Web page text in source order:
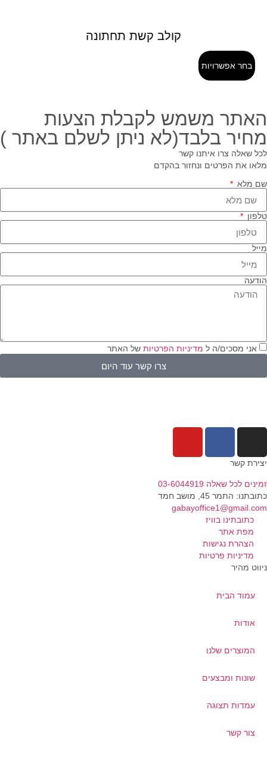
קולב קשת תחתונה
בחר אפשרויות
משמש לקבלת הצעות
בלבד(לא ניתן לשלם באתר )
שאלה צרו איתנו קשר
את הפרטים ונחזור בהקדם
מלא
אני מסכים/ה למדיניות הפרטיותשל האתר
צרו קשר עוד היום
קשר
לכל שאלה 03-6044919
התמר 45, מושב חמד​
כתובתינו בוויז
מפת אתר
הצהרת נגישות
מדיניות פרטיות
מהיר
עמוד הבית
אודות
המוצרים שלנו
שונות ומבצעים
עמדות תצוגה
צור קשר